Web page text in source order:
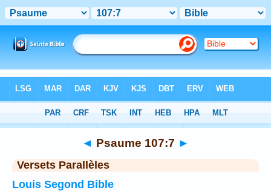
Chapitre 107 > Verset 7
◄ Psaume 107:7 ►
Versets Parallèles
Louis Segond Bible